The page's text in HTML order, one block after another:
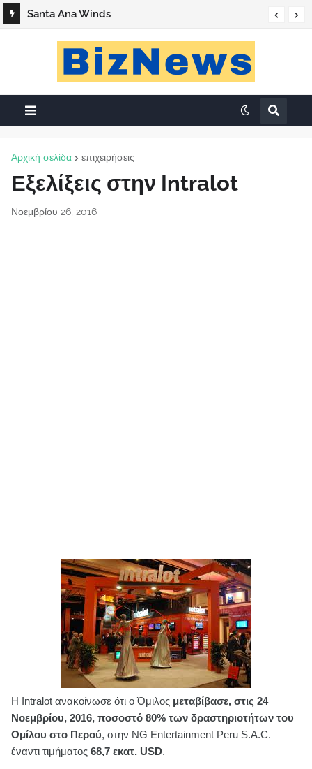
Santa Ana Winds
Αρχική σελίδα επιχειρήσεις
Εξελίξεις στην Intralot
Νοεμβρίου 26, 2016
Η Intralot ανακοίνωσε ότι o Όμιλος μεταβίβασε, στις 24
Νοεμβρίου, 2016, ποσοστό 80% των δραστηριοτήτων του
Ομίλου στο Περού, στην NG Entertainment Peru S.A.C.
έναντι τιμήματος 68,7 εκατ. USD.